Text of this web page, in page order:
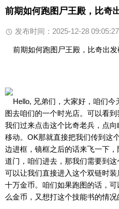
前期如何跑图尸王殿，比奇
发布时间：2025-12-28 09:05:27
前期如何跑图尸王殿，比奇出发
Hello, 兄弟们，大家好，咱们今
图去咱们的一个时光店。可以看
我们过来点击这个比奇老兵，点
移动。OK那就直接把我们传到这
边进框，镜框之后的话来飞一下
道门，咱们进去，那我们需要到
可以让我们直接进入这个双链时
十万金币。咱们如果跑图的话，
么金币，又想打这个技能书的情况